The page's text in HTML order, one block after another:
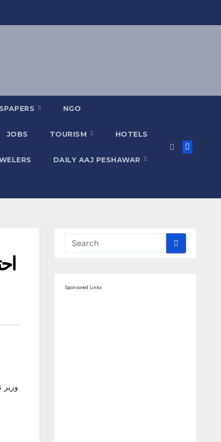
NGO
JOBS TOURISM HOTELS
DAILY AAJ PESHAWAR
Sponsored Links